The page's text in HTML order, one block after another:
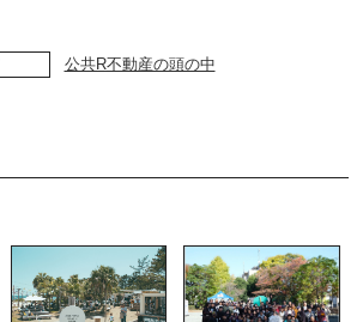
公共R不動産の頭の中